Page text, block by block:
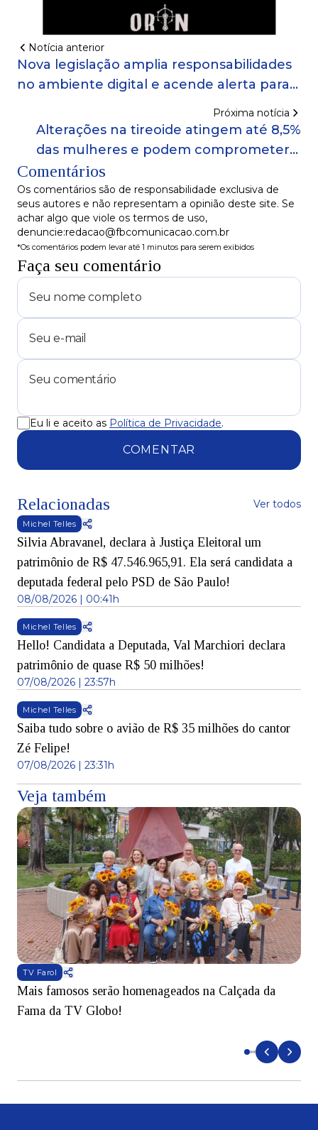
Notícia anterior
Nova legislação amplia responsabilidades
no ambiente digital e acende alerta para
Próxima notícia
Alterações na tireoide atingem até 8,5%
das mulheres e podem comprometer a
Comentários
Os comentários são de responsabilidade exclusiva de
seus autores e não representam a opinião deste site. Se
achar algo que viole os termos de uso,
denuncie:redacao@fbcomunicacao.com.br
*Os comentários podem levar até 1 minutos para serem exibidos
Faça seu comentário
Eu li e aceito as Política de Privacidade.
COMENTAR
Relacionadas Ver todos
Michel Telles
Silvia Abravanel, declara à Justiça Eleitoral um
patrimônio de R$ 47.546.965,91. Ela será candidata a
deputada federal pelo PSD de São Paulo!
08/08/2026 | 00:41h
Michel Telles
Hello! Candidata a Deputada, Val Marchiori declara
patrimônio de quase R$ 50 milhões!
07/08/2026 | 23:57h
Michel Telles
Saiba tudo sobre o avião de R$ 35 milhões do cantor
Zé Felipe!
07/08/2026 | 23:31h
Veja também
TV Farol
Mais famosos serão homenageados na Calçada da
Fama da TV Globo!